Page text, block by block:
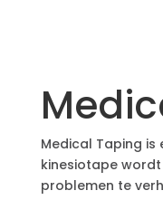
Medical Taping
kinesiotape
problemen te